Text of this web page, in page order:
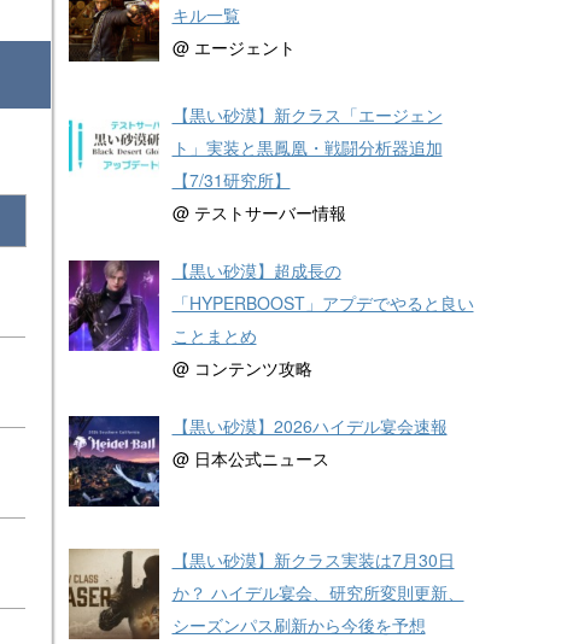
キル一覧
@ エージェント
【黒い砂漠】新クラス「エージェン
ト」実装と黒鳳凰・戦闘分析器追加
【7/31研究所】
@ テストサーバー情報
【黒い砂漠】超成長の
「HYPERBOOST」アプデでやると良い
ことまとめ
@ コンテンツ攻略
【黒い砂漠】2026ハイデル宴会速報
@ 日本公式ニュース
【黒い砂漠】新クラス実装は7月30日
か？ ハイデル宴会、研究所変則更新、
シーズンパス刷新から今後を予想